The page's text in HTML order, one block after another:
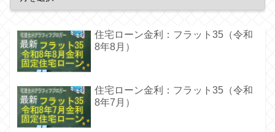
住宅ローン金利：フラット35（令和
8年8月）
住宅ローン金利：フラット35（令和
8年7月）